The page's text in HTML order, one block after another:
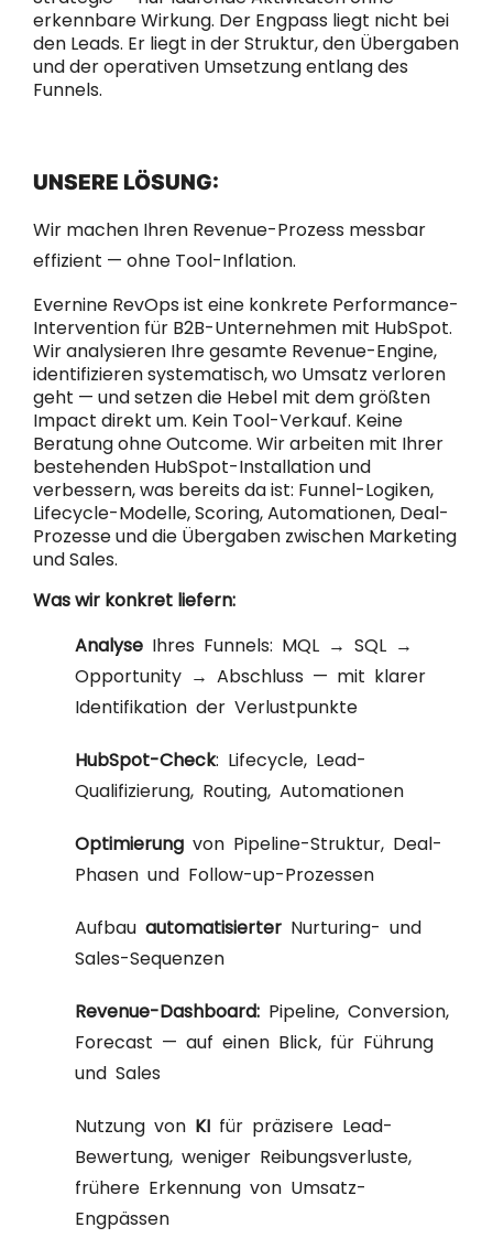
erkennbare Wirkung. Der Engpass liegt nicht bei
den Leads. Er liegt in der Struktur, den Übergaben
und der operativen Umsetzung entlang des
Funnels.
UNSERE LÖSUNG:
Wir machen Ihren Revenue-Prozess messbar
effizient — ohne Tool-Inflation.
Evernine RevOps ist eine konkrete Performance-
Intervention für B2B-Unternehmen mit HubSpot.
Wir analysieren Ihre gesamte Revenue-Engine,
identifizieren systematisch, wo Umsatz verloren
geht — und setzen die Hebel mit dem größten
Impact direkt um. Kein Tool-Verkauf. Keine
Beratung ohne Outcome. Wir arbeiten mit Ihrer
bestehenden HubSpot-Installation und
verbessern, was bereits da ist: Funnel-Logiken,
Lifecycle-Modelle, Scoring, Automationen, Deal-
Prozesse und die Übergaben zwischen Marketing
und Sales.
Was wir konkret liefern:
Analyse Ihres Funnels: MQL → SQL →
Opportunity → Abschluss — mit klarer
Identifikation der Verlustpunkte
HubSpot-Check: Lifecycle, Lead-
Qualifizierung, Routing, Automationen
Optimierung von Pipeline-Struktur, Deal-
Phasen und Follow-up-Prozessen
Aufbau automatisierter Nurturing- und
Sales-Sequenzen
Revenue-Dashboard: Pipeline, Conversion,
Forecast — auf einen Blick, für Führung
und Sales
Nutzung von KI für präzisere Lead-
Bewertung, weniger Reibungsverluste,
frühere Erkennung von Umsatz-
Engpässen